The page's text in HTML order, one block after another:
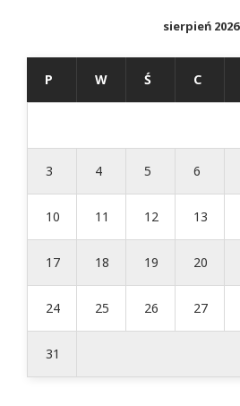
sierpień 2026
P W Ś C
3 4 5 6
10 11 12 13
17 18 19 20
24 25 26 27
31